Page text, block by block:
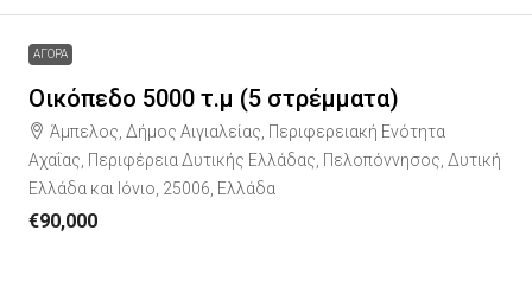
ΑΓΟΡΑ
Οικόπεδο 5000 τ.μ (5 στρέμματα)
Άμπελος, Δήμος Αιγιαλείας, Περιφερειακή Ενότητα
Αχαΐας, Περιφέρεια Δυτικής Ελλάδας, Πελοπόννησος, Δυτική
Ελλάδα και Ιόνιο, 25006, Ελλάδα
€90,000